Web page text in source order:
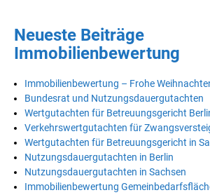
Neueste Beiträge
Immobilienbewertung
Immobilienbewertung – Frohe
Bundesrat und Nutzungsdauergutachten
Wertgutachten für Betreuungsgericht
Verkehrswertgutachten für
Wertgutachten für Betreuungsgericht in
Nutzungsdauergutachten in Berlin
Nutzungsdauergutachten in Sachsen
Immobilienbewertung